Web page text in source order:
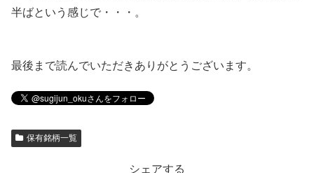
半ばという感じで・・・。
最後まで読んでいただきありがとうございます。
保有銘柄一覧
シェアする